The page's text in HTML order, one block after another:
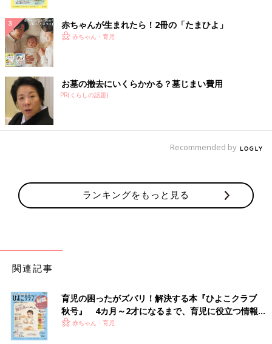
赤ちゃんが生まれたら！2冊の「たまひよ」
赤ちゃん・育児
お墓の撤去にいくらかかる？墓じまい費用
PR(くらしの話題)
Recommended by
ランキングをもっと見る
関連記事
育児の困ったがズバリ！解決する本『ひよこクラブ
秋号』 4カ月～2才になるまで、育児に役立つ情報が
いっぱい！
赤ちゃん・育児